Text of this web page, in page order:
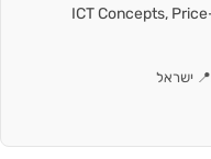
סוחרים ממומנים. מתמחה ב-ICT Concepts, Price
📍 ישראל